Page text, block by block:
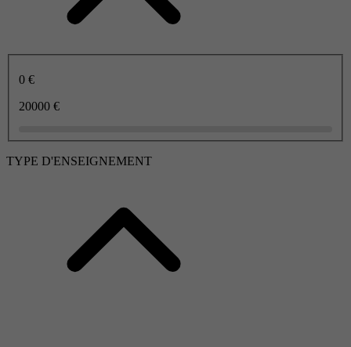
0 €
20000 €
TYPE D'ENSEIGNEMENT